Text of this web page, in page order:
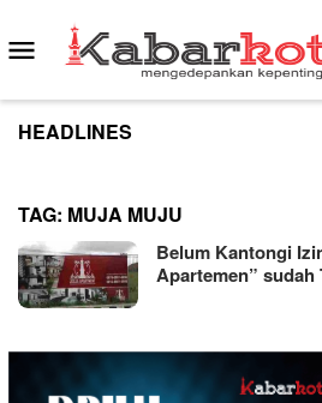
to
content
Mobile
Menu
HEADLINES
TAG: MUJA MUJU
Belum Kantongi
Apartemen” sudah